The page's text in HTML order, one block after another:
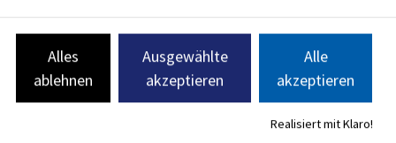
Abt. Spiel- und Freizeitanlagen
Abteilung Stadtgrün um die Gestaltung und Ausstattung der
Alles
ablehnen
Ausgewählte
akzeptieren
Alle
akzeptieren
Realisiert mit Klaro!